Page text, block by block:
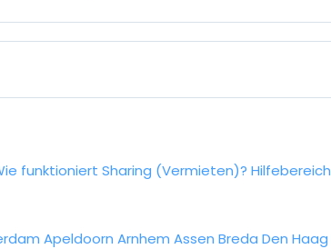
funktioniert Sharing (Vermieten)? Hilfebereich
Apeldoorn Arnhem Assen Breda Den Haag